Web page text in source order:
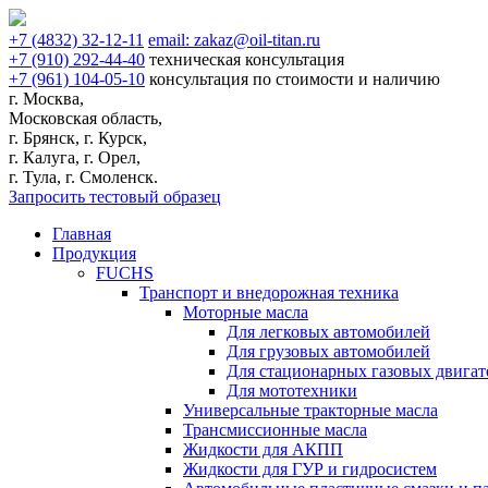
+7 (4832) 32-12-11 email: zakaz@oil-titan.ru
+7 (910) 292-44-40 техническая консультация
+7 (961) 104-05-10 консультация по стоимости и наличию
г. Москва,
Московская область,
г. Брянск, г. Курск,
г. Калуга, г. Орел,
г. Тула, г. Смоленск.
Запросить тестовый образец
Главная
Продукция
FUCHS
Транспорт и внедорожная техника
Моторные масла
Для легковых автомобилей
Для грузовых автомобилей
Для стационарных газовых
Для мототехники
Универсальные тракторные масла
Трансмиссионные масла
Жидкости для АКПП
Жидкости для ГУР и гидросистем